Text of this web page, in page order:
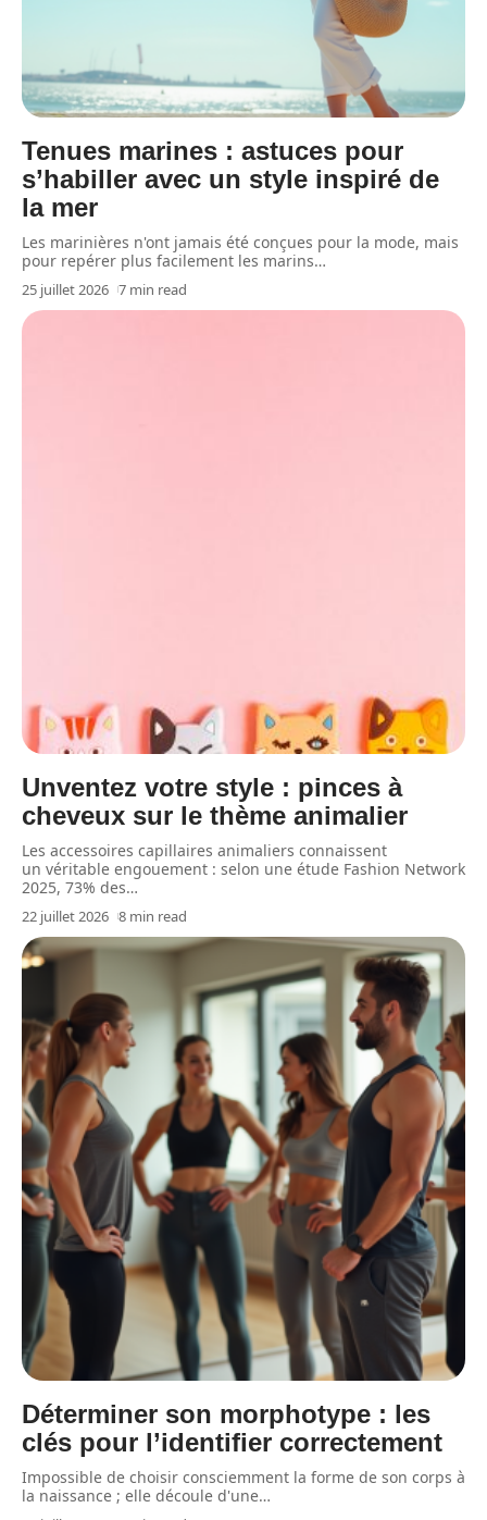
Tenues marines : astuces pour
s’habiller avec un style inspiré de
la mer
Les marinières n'ont jamais été conçues pour la mode, mais
pour repérer plus facilement les marins…
25 juillet 2026 7 min read
Unventez votre style : pinces à
cheveux sur le thème animalier
Les accessoires capillaires animaliers connaissent
un véritable engouement : selon une étude Fashion Network
2025, 73% des…
22 juillet 2026 8 min read
Déterminer son morphotype : les
clés pour l’identifier correctement
Impossible de choisir consciemment la forme de son corps à
la naissance ; elle découle d'une…